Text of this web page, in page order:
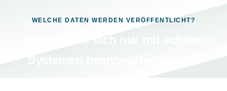
WELCHE DATEN WERDEN VERÖFFENTLICHT?